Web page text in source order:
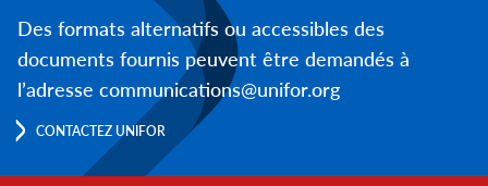
Des formats alternatifs ou accessibles des
documents fournis peuvent être demandés à
l’adresse communications@unifor.org
CONTACTEZ UNIFOR